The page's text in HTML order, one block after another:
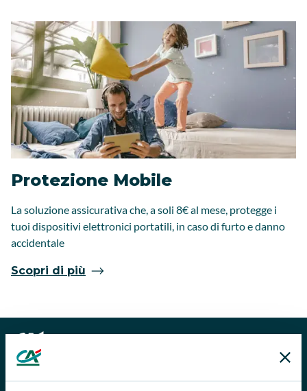
Protezione Mobile
La soluzione assicurativa che, a soli 8€ al mese, protegge i
tuoi dispositivi elettronici portatili, in caso di furto e danno
accidentale
Scopri di più